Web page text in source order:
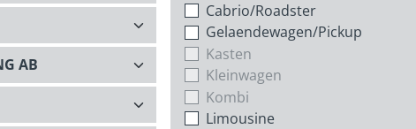
Cabrio/Roadster
Gelaendewagen/Pickup
Kasten
Kleinwagen
Kombi
Limousine